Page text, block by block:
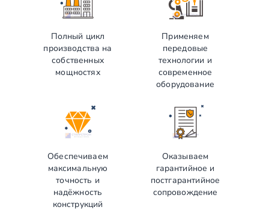
Полный цикл
производства на
собственных
мощностях
Применяем
передовые
технологии и
современное
оборудование
Обеспечиваем
максимальную
точность и
надёжность
конструкций
Оказываем
гарантийное и
постгарантийное
сопровождение